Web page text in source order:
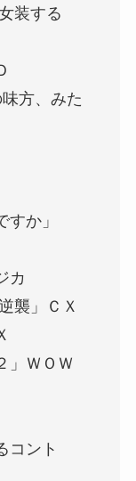
装する
方、みた
すか」
カ
襲」ＣＸ
」ＷＯＷ
コント